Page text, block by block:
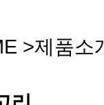
>제품소